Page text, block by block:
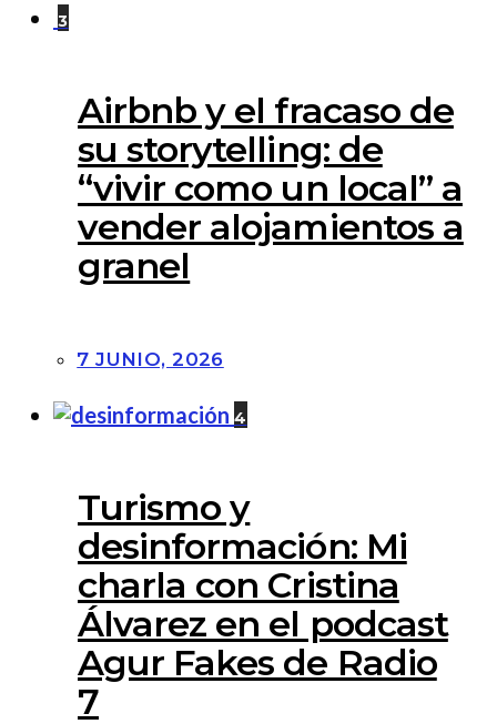
3
Airbnb y el fracaso de
su storytelling: de
“vivir como un local” a
vender alojamientos a
granel
7 JUNIO, 2026
4
Turismo y
desinformación: Mi
charla con Cristina
Álvarez en el podcast
Agur Fakes de Radio
7